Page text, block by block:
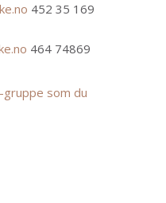
452 35 169
464 74869
gruppe som du